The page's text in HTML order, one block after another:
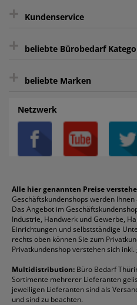
intelligentes Kundenkonto
Sie können sich zu jeder Zeit abmelden.
+ Kundenservice
Kontakt
FAQ
AGB
Datenschutz
Privatsphäre-Einstellungen
Über uns
Reklamation / Retouren
Vertrag widerrufen
Rabatte & Aktionen
+ beliebte Bürobedarf
Aktenvernichter
Batterien
Bleistifte
Blöcke
Boardmarker
Briefumschläge
Druckerpatronen
Etiketten
Fineliner
Folienschreiber
Formulare
Gelschreiber
Geschäftsbücher
Kaffee
Mappen
Ordner
Packband
+ beliebte Marken
Alco
Avery/Zweckform
Canon
Durable
DYMO
Edding
Esselte
Faber-Castell
Fellowes
Franken
Fripa
Netzwerk
Alle hier genannten Preise
Geschäftskundenshops werden
Das Angebot im
Industrie, Handwerk und Gewerbe,
Einrichtungen und selbstständige
rechts oben können Sie zum
Privatkundenshop verstehen sich
Multidistribution: Büro Bedarf
Sortimente mehrerer Lieferanten
jeweiligen Lieferanten sind als
und sind zu beachten.